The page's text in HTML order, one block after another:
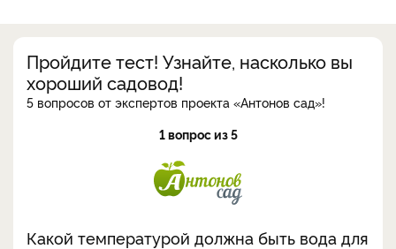
Пройдите тест! Узнайте, насколько вы
хороший садовод!
5 вопросов от экспертов проекта «Антонов сад»!
1 вопрос из 5
Какой температурой должна быть вода для